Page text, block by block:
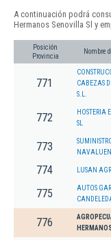
A continuación podrá
Hermanos Senovilla Sl y
Posición
Provincia
Nombre
771
CABEZAS
S.L.
772
HOSTERIA
SL
773
774 LUSAN
775
AUTOS
776